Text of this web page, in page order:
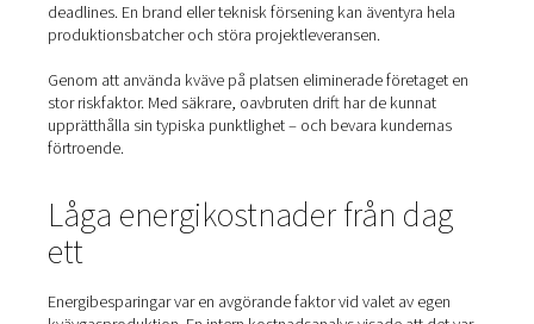
Vid tillverkning av kolfiberkompositer utsätts
extrema temperaturer – ofta upp till 200 °C. Även
över 100 °C kan utlösa förbränning. Genom att ersätta
med kväve i autoklaver eliminerade Eligio Re Fraschini
brandrisken, vilket skyddade både personal och
produkter.
Kväve är en inert gas som fungerar som brandsläckare
säkerställer säkra och stabila produktionsförhållanden
under krävande förhållanden.